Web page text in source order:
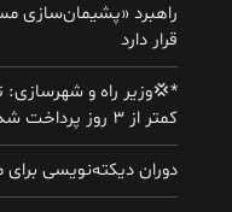
راهبرد «پشیمان‌سازی
قرار دارد
*💢وزیر راه و
کمتر از ۳ روز پرداخت شد*
دوران دیکته‌نویسی